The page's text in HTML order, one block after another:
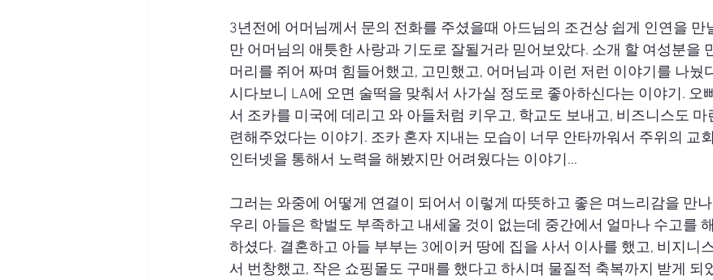
3년전에 어머님께서 문의 전화를 주셨을때 아드님의 조건상 쉽게 인연을 만
만 어머님의 애틋한 사랑과 기도로 잘될거라 믿어보았다. 소개 할 여성분을
머리를 쥐어 짜며 힘들어했고, 고민했고, 어머님과 이런 저런 이야기를 나눴
시다보니 LA에 오면 술떡을 맞춰서 사가실 정도로 좋아하신다는 이야기. 오
서 조카를 미국에 데리고 와 아들처럼 키우고, 학교도 보내고, 비즈니스도 마
련해주었다는 이야기. 조카 혼자 지내는 모습이 너무 안타까워서 주위의 교
인터넷을 통해서 노력을 해봤지만 어려웠다는 이야기...
그러는 와중에 어떻게 연결이 되어서 이렇게 따뜻하고 좋은 며느리감을 만
우리 아들은 학벌도 부족하고 내세울 것이 없는데 중간에서 얼마나 수고를
하셨다. 결혼하고 아들 부부는 3에이커 땅에 집을 사서 이사를 했고, 비지니
서 번창했고, 작은 쇼핑몰도 구매를 했다고 하시며 물질적 축복까지 받게 되